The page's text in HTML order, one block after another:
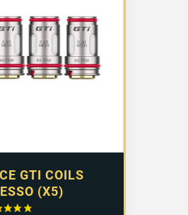
GTI COILS
(X5)